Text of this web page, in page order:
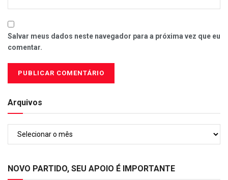
Salvar meus dados neste navegador para a próxima vez que eu
comentar.
Arquivos
Arquivos
NOVO PARTIDO, SEU APOIO É IMPORTANTE